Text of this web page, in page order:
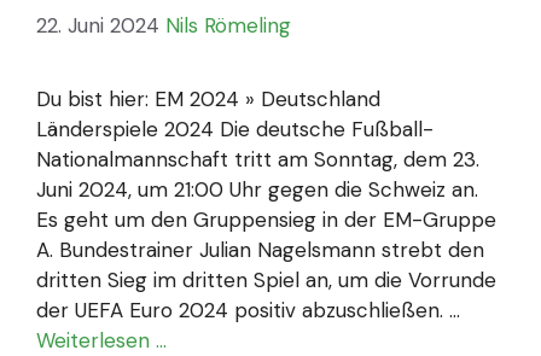
22. Juni 2024 Nils Römeling
Du bist hier: EM 2024 » Deutschland
Länderspiele 2024 Die deutsche Fußball-
Nationalmannschaft tritt am Sonntag, dem 23.
Juni 2024, um 21:00 Uhr gegen die Schweiz an.
Es geht um den Gruppensieg in der EM-Gruppe
A. Bundestrainer Julian Nagelsmann strebt den
dritten Sieg im dritten Spiel an, um die Vorrunde
der UEFA Euro 2024 positiv abzuschließen. …
Weiterlesen …